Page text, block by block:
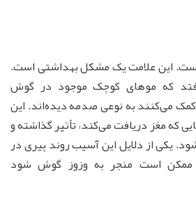
این علامت یک مشکل بهداشتی است.
که موهای کوچک موجود در گوش
می‌کنند به نوعی صدمه ‌دیده‌اند. این
که مغز دریافت می‌کند، تأثیر گذاشته و
یکی از دلایل این آسیب روند پیری در
ممکن است منجر به وزوز گوش شود